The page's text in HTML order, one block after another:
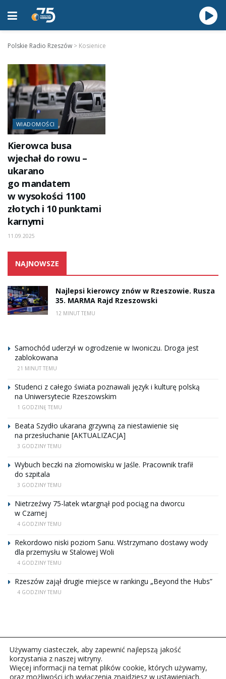
Polskie Radio Rzeszów > Kosienice
WIADOMOŚCI
Kierowca busa
wjechał do rowu –
ukarano
go mandatem
w wysokości 1100
złotych i 10 punktami
karnymi
11.09.2025
NAJNOWSZE
Najlepsi kierowcy znów w Rzeszowie. Rusza
35. MARMA Rajd Rzeszowski
12 MINUT TEMU
Samochód uderzył w ogrodzenie w Iwoniczu. Droga jest
zablokowana
21 MINUT TEMU
Studenci z całego świata poznawali język i kulturę polską
na Uniwersytecie Rzeszowskim
1 GODZINĘ TEMU
Beata Szydło ukarana grzywną za niestawienie się
na przesłuchanie [AKTUALIZACJA]
3 GODZINY TEMU
Wybuch beczki na złomowisku w Jaśle. Pracownik trafił
do szpitala
3 GODZINY TEMU
Nietrzeźwy 75-latek wtargnął pod pociąg na dworcu
w Czarnej
4 GODZINY TEMU
Rekordowo niski poziom Sanu. Wstrzymano dostawy wody
dla przemysłu w Stalowej Woli
4 GODZINY TEMU
Rzeszów zajął drugie miejsce w rankingu „Beyond the Hubs”
4 GODZINY TEMU
Używamy ciasteczek, aby zapewnić najlepszą jakość
korzystania z naszej witryny.
Więcej informacji na temat plików cookie, których używamy,
oraz możliwości ich wyłączenia znajdziesz w ustawieniach.